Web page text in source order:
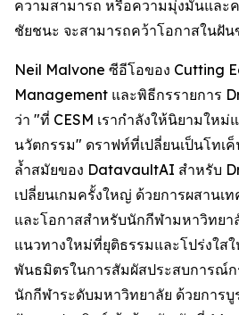
ความสามารถ หรือความมุ่งมั่นและ
ชัยชนะ จะสามารถคว้าโอกาสในฝัน
Neil Malvone ซีอีโอของ Cutting
Management และพิธีกรรายการ
ว่า "ที่ CESM เรากำลังให้นิยามให
นวัตกรรม" ดราฟท์ที่เปลี่ยนเป็นโทเ
ล้ำสมัยของ DatavaultAI สำหรับ
เปลี่ยนเกมครั้งใหญ่ ด้วยการผสานเ
และโอกาสสำหรับนักกีฬามหาวิทยา
แนวทางใหม่ที่ยุติธรรมและโปร่งใส
พันธมิตรในการสัมผัสประสบการณ์ก
นักกีฬาระดับมหาวิทยาลัย ด้วยการ